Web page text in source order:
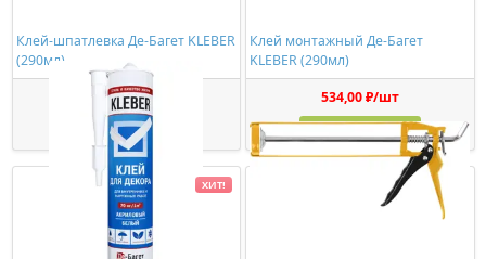
Клей-шпатлевка Де-Багет KLEBER
(290мл)
363,00 ₽/шт
Купить
Клей монтажный Де-Багет
KLEBER (290мл)
534,00 ₽/шт
Купить
ХИТ!